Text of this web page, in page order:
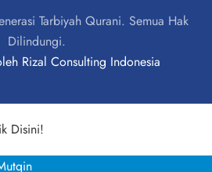
Tarbiyah Qurani. Semua Hak
Dilindungi.
Rizal Consulting Indonesia
Disini!